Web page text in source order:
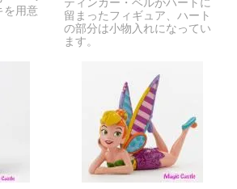
を用意
ティンカー・ベルがハートに
留まったフィギュア、ハート
の部分は小物入れになってい
ます。